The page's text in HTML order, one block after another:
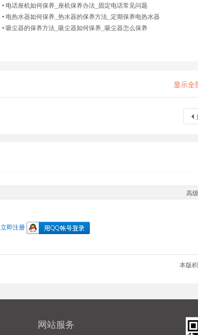
• 电话座机如何保养_座机保养办法_固定电话常见问题
• 电热水器如何保养_热水器的保养方法_定期保养电热水器
•吸尘器的保养方法_吸尘器如何保养_吸尘器怎么保养
显示全
高
立即注册
本版
网站服务